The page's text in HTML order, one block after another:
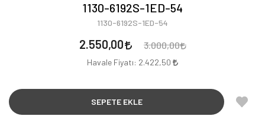
1130-6192S-1ED-54
1130-6192S-1ED-54
2.550,00 3.000,00
Havale Fiyatı: 2.422,50
SEPETE EKLE